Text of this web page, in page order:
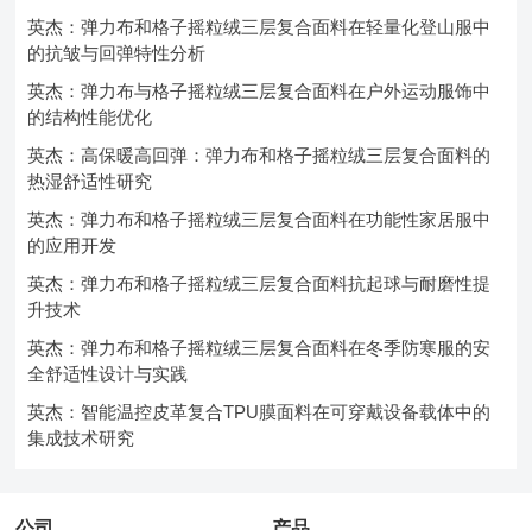
英杰：弹力布和格子摇粒绒三层复合面料在轻量化登山服中
的抗皱与回弹特性分析
英杰：弹力布与格子摇粒绒三层复合面料在户外运动服饰中
的结构性能优化
英杰：高保暖高回弹：弹力布和格子摇粒绒三层复合面料的
热湿舒适性研究
英杰：弹力布和格子摇粒绒三层复合面料在功能性家居服中
的应用开发
英杰：弹力布和格子摇粒绒三层复合面料抗起球与耐磨性提
升技术
英杰：弹力布和格子摇粒绒三层复合面料在冬季防寒服的安
全舒适性设计与实践
英杰：智能温控皮革复合TPU膜面料在可穿戴设备载体中的
集成技术研究